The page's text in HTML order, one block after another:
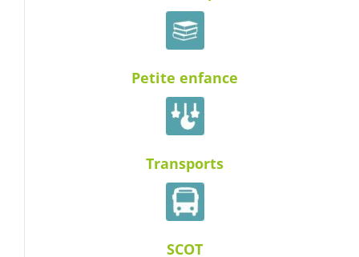
Petite enfance
Transports
SCOT